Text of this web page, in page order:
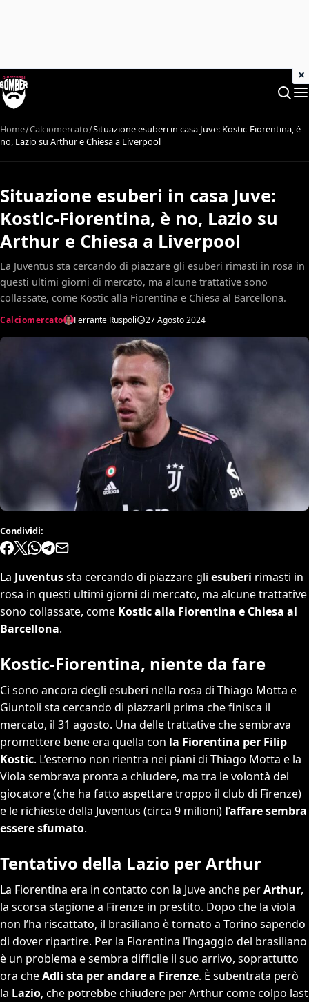
Home Calciomercato Situazione esuberi in casa Juve: Kostic-Fiorentina, è
no, Lazio su Arthur e Chiesa a Liverpool
Situazione esuberi in casa Juve:
Kostic-Fiorentina, è no, Lazio su
Arthur e Chiesa a Liverpool
La Juventus sta cercando di piazzare gli esuberi rimasti in rosa in
questi ultimi giorni di mercato, ma alcune trattative sono
collassate, come Kostic alla Fiorentina e Chiesa al Barcellona.
Calciomercato Ferrante Ruspoli 27 Agosto 2024
Condividi:
La Juventussta cercando di piazzare gli esuberi rimasti in
rosa in questi ultimi giorni di mercato, ma alcune trattative
sono collassate, come Kostic alla Fiorentina e Chiesa al
Barcellona.
Kostic-Fiorentina, niente da fare
Ci sono ancora degli esuberi nella rosa di Thiago Motta e
Giuntoli sta cercando di piazzarli prima che finisca il
mercato, il 31 agosto. Una delle trattative che sembrava
promettere bene era quella con la Fiorentina per Filip
Kostic. L’esterno non rientra nei piani di Thiago Motta e la
Viola sembrava pronta a chiudere, ma tra le volontà del
giocatore (che ha fatto aspettare troppo il club di Firenze)
e le richieste della Juventus (circa 9 milioni) l’affare sembra
essere sfumato.
Tentativo della Lazio per Arthur
La Fiorentina era in contatto con la Juve anche perArthur,
la scorsa stagione a Firenze in prestito. Dopo che la viola
non l’ha riscattato, il brasiliano è tornato a Torino sapendo
di dover ripartire. Per la Fiorentina l’ingaggio del brasiliano
è un problema e sembra difficile il suo arrivo, soprattutto
ora cheAdli sta per andare a Firenze. È subentrata però
la Lazio, che potrebbe chiudere per Arthur come colpo last
×